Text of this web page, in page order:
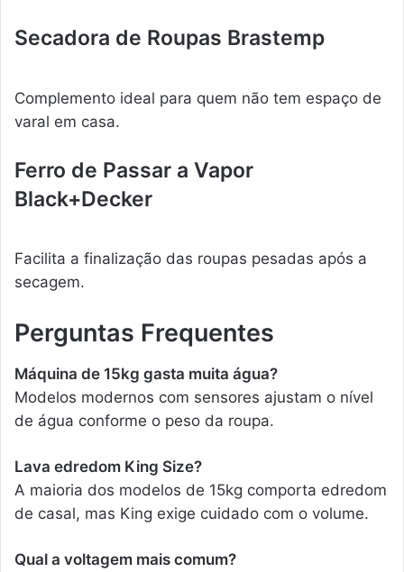
Secadora de Roupas Brastemp
Complemento ideal para quem não tem espaço de
varal em casa.
Ferro de Passar a Vapor
Black+Decker
Facilita a finalização das roupas pesadas após a
secagem.
Perguntas Frequentes
Máquina de 15kg gasta muita água?
Modelos modernos com sensores ajustam o nível
de água conforme o peso da roupa.
Lava edredom King Size?
A maioria dos modelos de 15kg comporta edredom
de casal, mas King exige cuidado com o volume.
Qual a voltagem mais comum?